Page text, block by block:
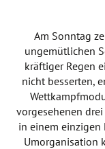
Am Sonntag
ungemütlichen
kräftiger Regen
nicht besserten,
vorgesehenen
in einem einzigen
Umorganisation